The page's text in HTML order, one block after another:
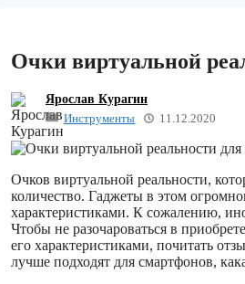
Очки виртуальной
Ярослав Курагин
Инструменты
11.12.2020
Очков виртуальной реальности,
количество. Гаджеты в этом
характеристиками. К сожалению,
Чтобы не разочароваться в
его характеристиками, почитать
лучше подходят для смартфонов,